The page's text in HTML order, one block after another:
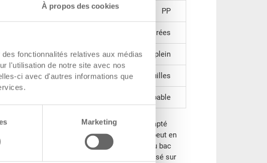
À propos des cookies
fonctionnalités relatives aux médias
l'utilisation de notre site avec nos
ci avec d'autres informations que
Marketing
PP
perforées
plein
2 poignées coquilles
gerbable
le bac gerbable RAKO est parfaitement adapté
ou de stockage. Ce bac Euro universel peut en
choix avec et sans couvercle (dimensions du bac
Le bac peut aussi être marqué et divisé sur